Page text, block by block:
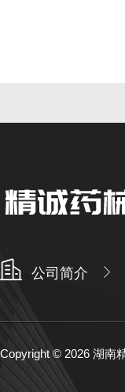
公司简介
Copyright © 2026 湖南